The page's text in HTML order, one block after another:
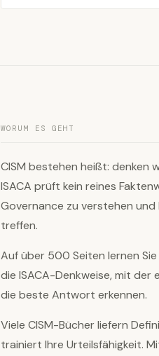
WORUM ES GEHT
CISM bestehen heißt: denken
ISACA prüft kein reines
Governance zu verstehen
treffen.
Auf über 500 Seiten lernen
die ISACA-Denkweise, mit
die beste Antwort erkennen.
Viele CISM-Bücher liefern
trainiert Ihre Urteilsfähigkeit.